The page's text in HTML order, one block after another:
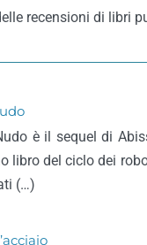
recensioni di libri
è il sequel di
libro del ciclo dei
(…)